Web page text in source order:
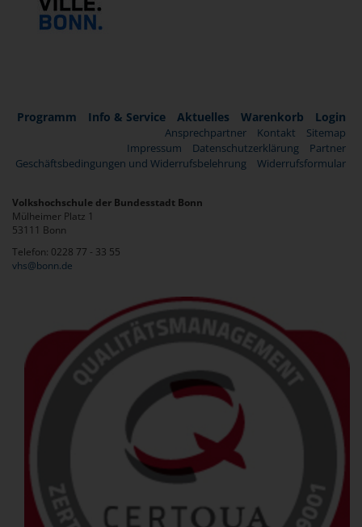
Programm Info & Service Aktuelles Warenkorb Login
Ansprechpartner Kontakt
Sitemap
Impressum
Datenschutzerklärung
Partner
Geschäftsbedingungen und Widerrufsbelehrung
Widerrufsformular
Volkshochschule der Bundesstadt Bonn
Mülheimer Platz 1
53111 Bonn
Telefon: 0228 77 - 33 55
vhs@bonn.de